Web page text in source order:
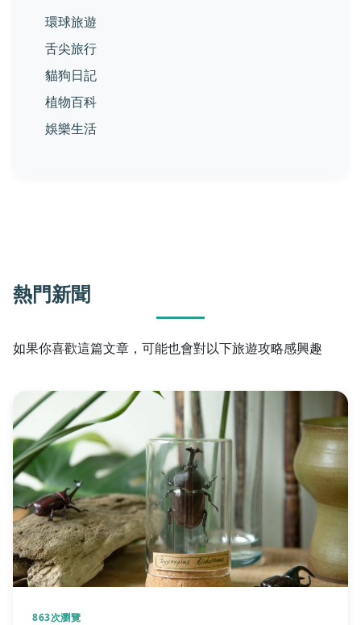
環球旅遊
舌尖旅行
貓狗日記
植物百科
娛樂生活
熱門新聞
如果你喜歡這篇文章，可能也會對以下旅遊攻略感興趣
863次瀏覽